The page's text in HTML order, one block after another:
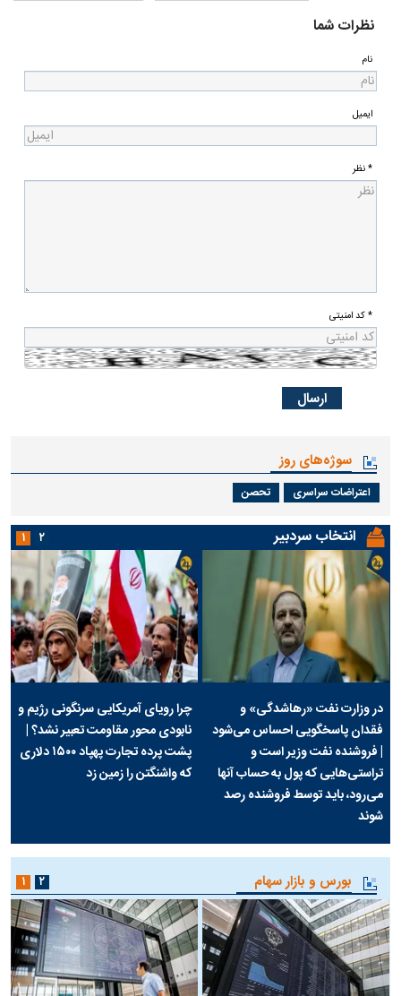
نظرات شما
نام
ایمیل
* نظر
* کد امنیتی
سوژه‌های روز
اعتراضات سراسری تحصن
انتخاب سردبیر
در وزارت نفت «رهاشدگی» و
فقدان پاسخگویی احساس می‌شود
| فروشنده نفت وزیر است و
تراستی‌هایی که پول به حساب آنها
می‌رود، باید توسط فروشنده رصد
شوند
چرا رویای آمریکایی سرنگونی رژیم و
نابودی محور مقاومت تعبیر نشد؟ |
پشت پرده تجارت پهپاد‌ ۱۵۰۰ دلاری
که واشنگتن را زمین زد
۱ ۲
بورس و بازار سهام ۱ ۲